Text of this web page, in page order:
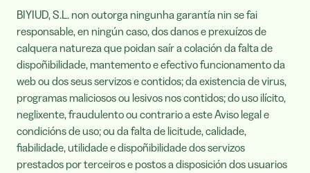
BIYIUD, S.L. non outorga ningunha garantía nin se fai
responsable, en ningún caso, dos danos e prexuízos de
calquera natureza que poidan saír a colación da falta de
dispoñibilidade, mantemento e efectivo funcionamento da
web ou dos seus servizos e contidos; da existencia de virus,
programas maliciosos ou lesivos nos contidos; do uso ilícito,
neglixente, fraudulento ou contrario a este Aviso legal e
condicións de uso; ou da falta de licitude, calidade,
fiabilidade, utilidade e dispoñibilidade dos servizos
prestados por terceiros e postos a disposición dos usuarios